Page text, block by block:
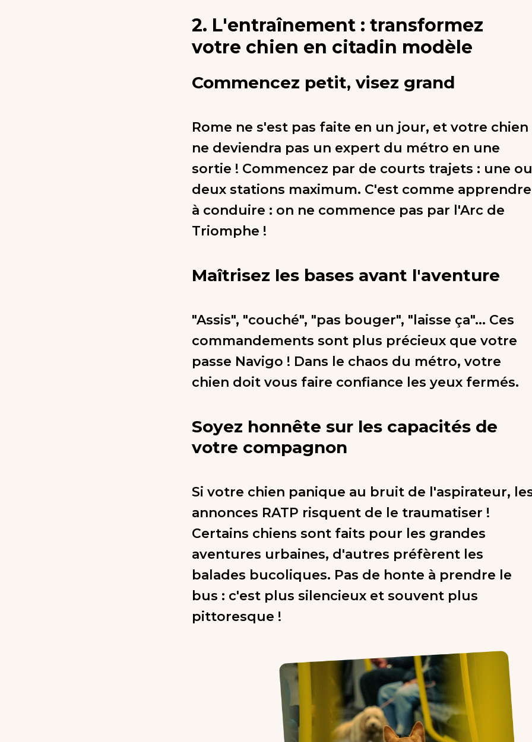
2. L'entraînement : transformez
votre chien en citadin modèle
Commencez petit, visez grand
Rome ne s'est pas faite en un jour, et votre chien
ne deviendra pas un expert du métro en une
sortie ! Commencez par de courts trajets : une ou
deux stations maximum. C'est comme apprendre
à conduire : on ne commence pas par l'Arc de
Triomphe !
Maîtrisez les bases avant l'aventure
"Assis", "couché", "pas bouger", "laisse ça"... Ces
commandements sont plus précieux que votre
passe Navigo ! Dans le chaos du métro, votre
chien doit vous faire confiance les yeux fermés.
Soyez honnête sur les capacités de
votre compagnon
Si votre chien panique au bruit de l'aspirateur,
annonces RATP risquent de le traumatiser !
Certains chiens sont faits pour les grandes
aventures urbaines, d'autres préfèrent les
balades bucoliques. Pas de honte à prendre le
bus : c'est plus silencieux et souvent plus
pittoresque !